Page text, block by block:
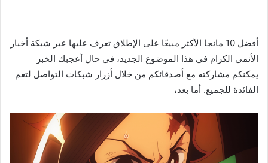
أفضل 10 مانجا الأكثر مبيعًا على الإطلاق تعرف عليها عبر شبكة أخبار
الأنمي الكرام في هذا الموضوع الجديد، في حال أعجبك الخبر
يمكنكم مشاركته مع أصدقائكم من خلال أزرار شبكات التواصل لتعم
الفائدة للجميع. أما بعد،